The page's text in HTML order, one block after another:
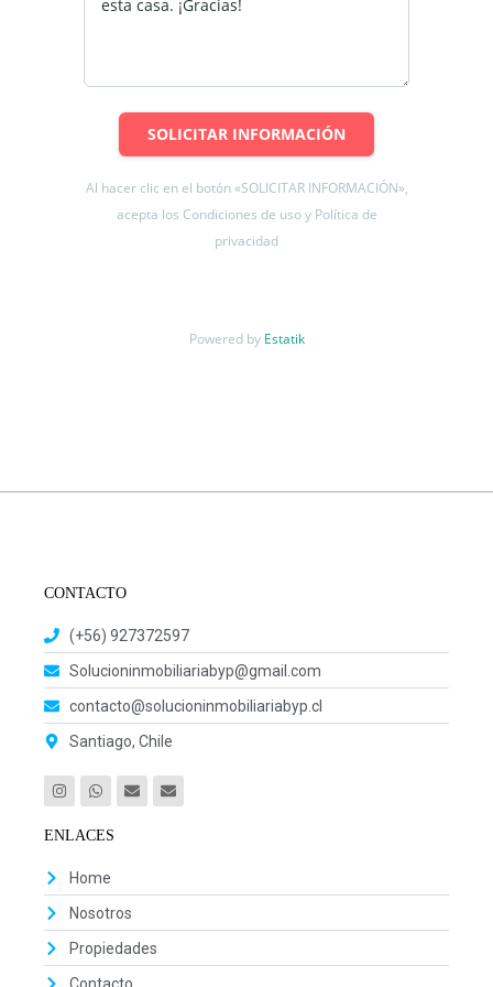
SOLICITAR INFORMACIÓN
Al hacer clic en el botón «SOLICITAR INFORMACIÓN»,
acepta los Condiciones de uso y Política de
privacidad
Powered by Estatik
CONTACTO
(+56) 927372597
Solucioninmobiliariabyp@gmail.com
contacto@solucioninmobiliariabyp.cl
Santiago, Chile
ENLACES
Home
Nosotros
Propiedades